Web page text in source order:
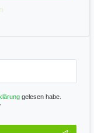
gelesen habe.